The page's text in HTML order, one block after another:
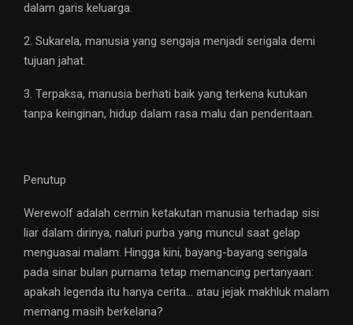
dalam garis keluarga.
2. Sukarela, manusia yang sengaja menjadi serigala demi
tujuan jahat.
3. Terpaksa, manusia berhati baik yang terkena kutukan
tanpa keinginan, hidup dalam rasa malu dan penderitaan.
Penutup
Werewolf adalah cermin ketakutan manusia terhadap sisi
liar dalam dirinya, naluri purba yang muncul saat gelap
menguasai malam. Hingga kini, bayang-bayang serigala
pada sinar bulan purnama tetap memancing pertanyaan:
apakah legenda itu hanya cerita… atau jejak makhluk malam
memang masih berkelana?